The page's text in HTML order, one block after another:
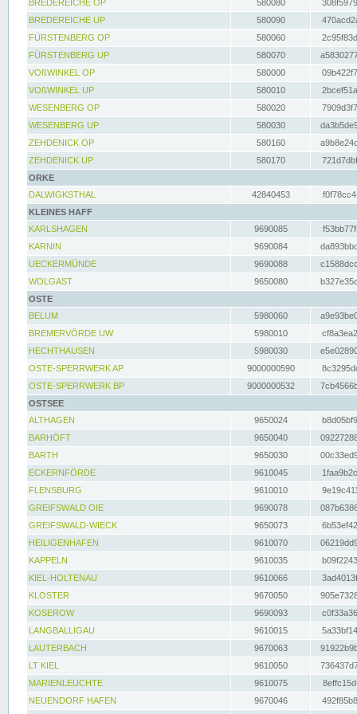
BREDEREICHE OP 580080
BREDEREICHE UP
580090
FÜRSTENBERG OP
580060
FÜRSTENBERG UP
580070
VOßWINKEL OP
580000
VOßWINKEL UP
580010
WESENBERG OP
580020
WESENBERG UP
580030
ZEHDENICK OP
580160
ZEHDENICK UP
580170
ORKE
DALWIGKSTHAL
42840453
KLEINES HAFF
KARLSHAGEN
9690085
KARNIN
9690084
UECKERMÜNDE
9690088
WOLGAST
9650080
OSTE
BELUM
5980060
BREMERVÖRDE UW
5980010
HECHTHAUSEN
5980030
OSTE-SPERRWERK AP
9000000590
OSTE-SPERRWERK BP
9000000532
OSTSEE
ALTHAGEN
9650024
BARHÖFT
9650040
BARTH
9650030
ECKERNFÖRDE
9610045
FLENSBURG
9610010
GREIFSWALD OIE
9690078
GREIFSWALD-WIECK
9650073
HEILIGENHAFEN
9610070
KAPPELN
9610035
KIEL-HOLTENAU
9610066
KLOSTER
9670050
KOSEROW
9690093
LANGBALLIGAU
9610015
LAUTERBACH
9670063
LT KIEL
9610050
MARIENLEUCHTE
9610075
NEUENDORF HAFEN
9670046